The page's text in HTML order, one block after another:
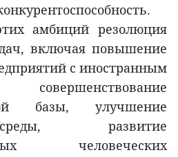
амбиций резолюция
включая повышение
с иностранным
базы, улучшение
развитие
человеческих